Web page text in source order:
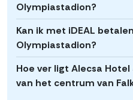
Olympiastadion?
Kan ik met iDEAL
Olympiastadion?
Hoe ver ligt Alecsa
van het centrum van